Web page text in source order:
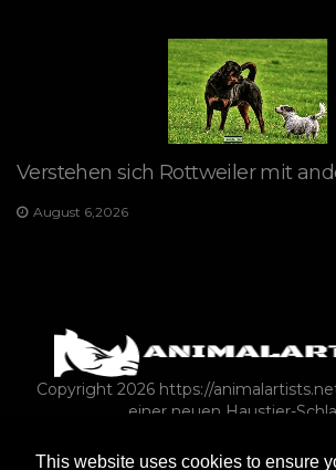
This website uses cookies to ensure
Verstehen sich Rottweiler mit
August 6,2026
Copyright 2026 https://
einer neuen Haustier-